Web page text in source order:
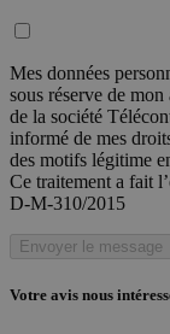
Mes données
sous réserve de
de la société
informé de mes
des motifs légitime
Ce traitement a fait
D-M-310/2015
Envoyer le message
Votre avis nous